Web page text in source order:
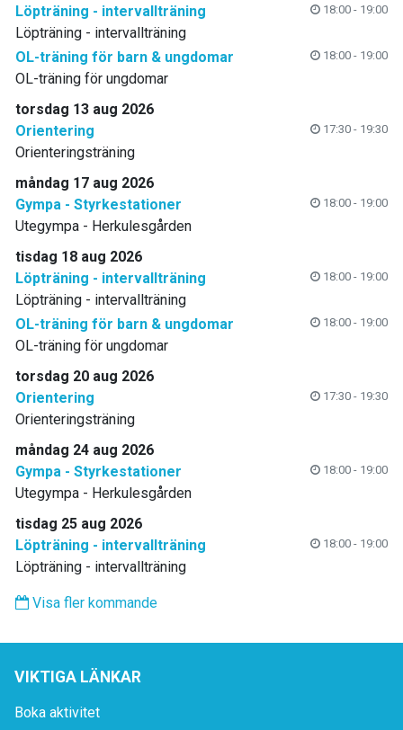
Löpträning - intervallträning
18:00 - 19:00
Löpträning - intervallträning
OL-träning för barn & ungdomar
18:00 - 19:00
OL-träning för ungdomar
torsdag 13 aug 2026
Orientering
17:30 - 19:30
Orienteringsträning
måndag 17 aug 2026
Gympa - Styrkestationer
18:00 - 19:00
Utegympa - Herkulesgården
tisdag 18 aug 2026
Löpträning - intervallträning
18:00 - 19:00
Löpträning - intervallträning
OL-träning för barn & ungdomar
18:00 - 19:00
OL-träning för ungdomar
torsdag 20 aug 2026
Orientering
17:30 - 19:30
Orienteringsträning
måndag 24 aug 2026
Gympa - Styrkestationer
18:00 - 19:00
Utegympa - Herkulesgården
tisdag 25 aug 2026
Löpträning - intervallträning
18:00 - 19:00
Löpträning - intervallträning
Visa fler kommande
VIKTIGA LÄNKAR
Boka aktivitet